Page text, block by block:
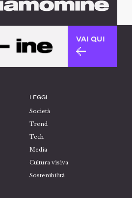
VAI QUI
LEGGI
Società
Trend
Tech
Media
Cultura visiva
Sostenibilità